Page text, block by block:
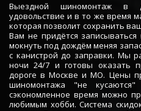
Выездной шиномонтаж в
удовольствие и в то же время
которая позволит сохранить
Вам не придётся
мокнуть под дождём меняя
с канистрой до заправки. Мы
ночи 24/7 и готовы оказать
дороге в Москве и МО. Цены
шиномонтажа "не
сэкономленное время можно
любимым хобби. Система